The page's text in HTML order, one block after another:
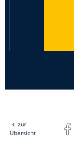
zur
Übersicht